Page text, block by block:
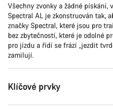
Všechny zvonky a žádné pískání,
Spectral AL je zkonstruován tak,
značky Spectral, které jsou pro
bez zbytečností, které je odolné
pro jízdu a řídí se frází „jezdit
zamilují.
Klíčové prvky